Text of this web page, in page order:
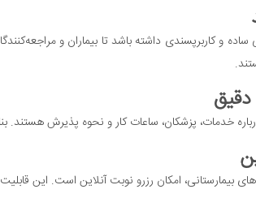
و کاربرپسندی داشته باشد تا بیماران و
خدمات، پزشکان، ساعات کار و نحوه پذیرش
امکان رزرو نوبت آنلاین است. این